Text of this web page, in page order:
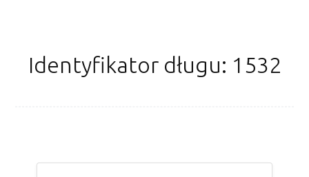
Identyfikator długu: 1532